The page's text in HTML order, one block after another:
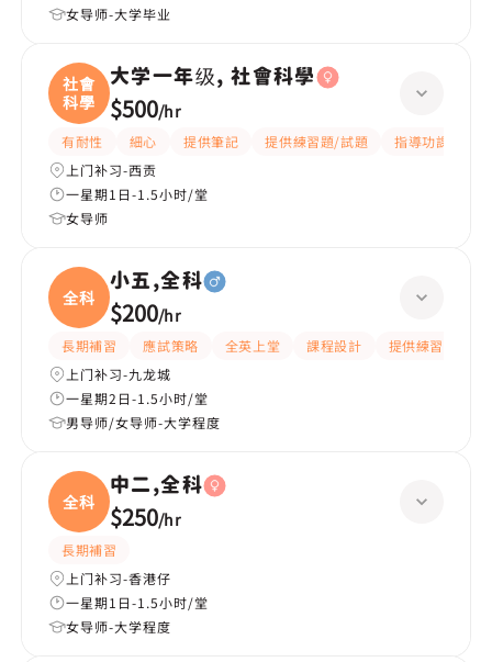
女导师-大学毕业
社會
科學
大学一年级, 社會科學
$500/hr
有耐性 細心 提供筆記 提供練習題/試題 指導功課
上门补习-西贡
一星期1日-1.5小时/堂
女导师
全科
小五,全科
$200/hr
長期補習 應試策略 全英上堂 課程設計
提供練習題/試題
上门补习-九龙城
一星期2日-1.5小时/堂
男导师/女导师-大学程度
全科
中二,全科
$250/hr
長期補習
上门补习-香港仔
一星期1日-1.5小时/堂
女导师-大学程度